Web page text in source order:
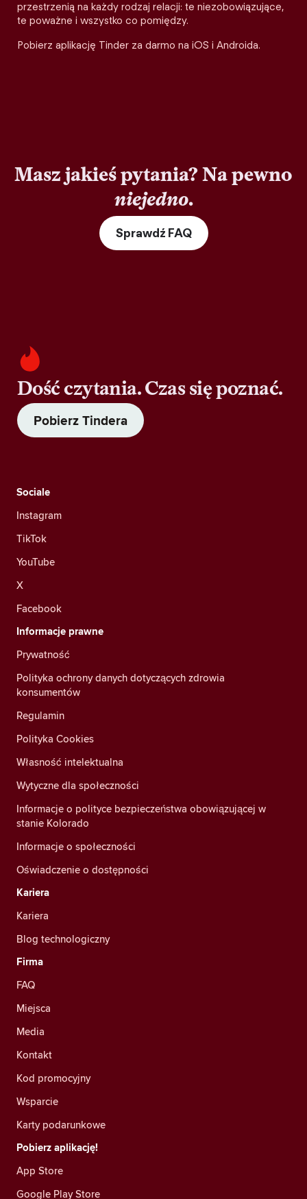
przestrzenią na każdy rodzaj relacji: te niezobowiązujące,
te poważne i wszystko co pomiędzy.
Pobierz aplikację Tinder za darmo na iOS i Androida.
Masz jakieś pytania? Na pewno
niejedno.
Sprawdź FAQ
Dość czytania. Czas się poznać.
Pobierz Tindera
Sociale
Instagram
TikTok
YouTube
X
Facebook
Informacje prawne
Prywatność
Polityka ochrony danych dotyczących zdrowia
konsumentów
Regulamin
Polityka Cookies
Własność intelektualna
Wytyczne dla społeczności
Informacje o polityce bezpieczeństwa obowiązującej w
stanie Kolorado
Informacje o społeczności
Oświadczenie o dostępności
Kariera
Kariera
Blog technologiczny
Firma
FAQ
Miejsca
Media
Kontakt
Kod promocyjny
Wsparcie
Karty podarunkowe
Pobierz aplikację!
App Store
Google Play Store